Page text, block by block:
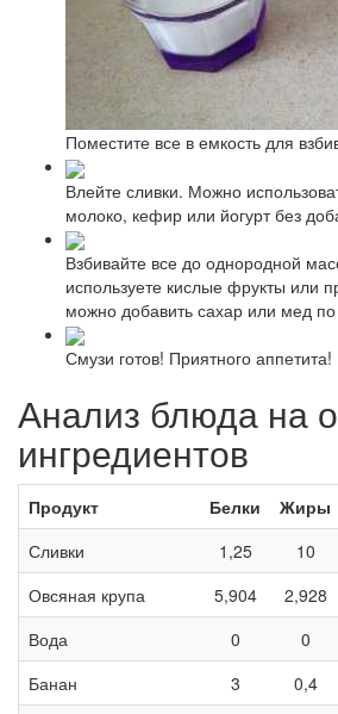
Поместите все в емкость для
Влейте сливки. Можно
молоко, кефир или йогурт без
Взбивайте все до однородной
используете кислые фрукты или
можно добавить сахар или мед по
Смузи готов! Приятного аппетита!
Анализ блюда на
ингредиентов
Продукт Белки Жиры
Сливки
1,25 10
Овсяная крупа
5,904 2,928
Вода
0 0
Банан
3 0,4